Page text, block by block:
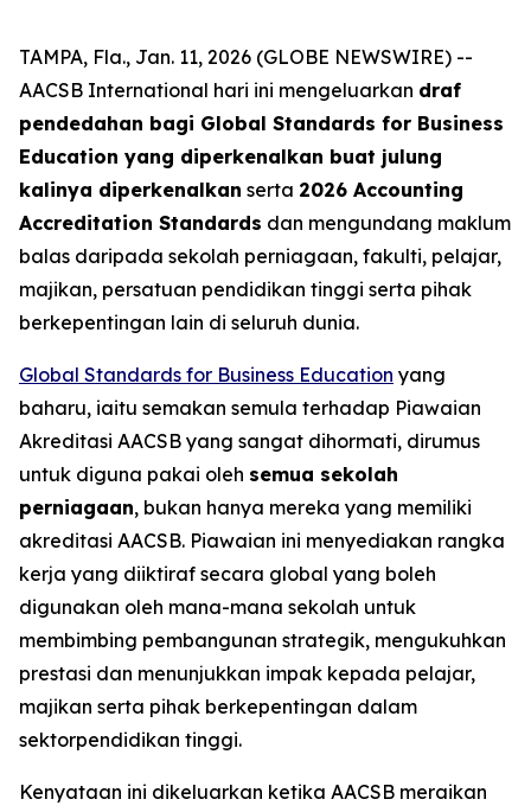
TAMPA, Fla., Jan. 11, 2026 (GLOBE NEWSWIRE) --
AACSB International hari ini mengeluarkan draf
pendedahan bagi Global Standards for Business
Education yang diperkenalkan buat julung
kalinya diperkenalkan serta 2026 Accounting
Accreditation Standards dan mengundang maklum
balas daripada sekolah perniagaan, fakulti, pelajar,
majikan, persatuan pendidikan tinggi serta pihak
berkepentingan lain di seluruh dunia.
Global Standards for Business Education yang
baharu, iaitu semakan semula terhadap Piawaian
Akreditasi AACSB yang sangat dihormati, dirumus
untuk diguna pakai oleh semua sekolah
perniagaan, bukan hanya mereka yang memiliki
akreditasi AACSB. Piawaian ini menyediakan rangka
kerja yang diiktiraf secara global yang boleh
digunakan oleh mana-mana sekolah untuk
membimbing pembangunan strategik, mengukuhkan
prestasi dan menunjukkan impak kepada pelajar,
majikan serta pihak berkepentingan dalam
sektorpendidikan tinggi.
Kenyataan ini dikeluarkan ketika AACSB meraikan